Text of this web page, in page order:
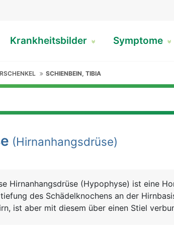
Krankheitsbilder Symptome
SCHIENBEIN, TIBIA
(Hirnanhangsdrüse)
Hirnanhangsdrüse (Hypophyse) ist eine
des Schädelknochens an der
ist aber mit diesem über einen Stiel